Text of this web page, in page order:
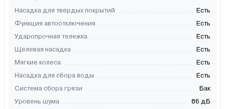
Насадка для твердых покрытий
Есть
Функция автоотключения
Есть
Ударопрочная тележка
Есть
Щелевая насадка
Есть
Мягкие колеса
Есть
Насадка для сбора воды
Есть
Система сбора грязи
Бак
Уровень шума
86 дБ